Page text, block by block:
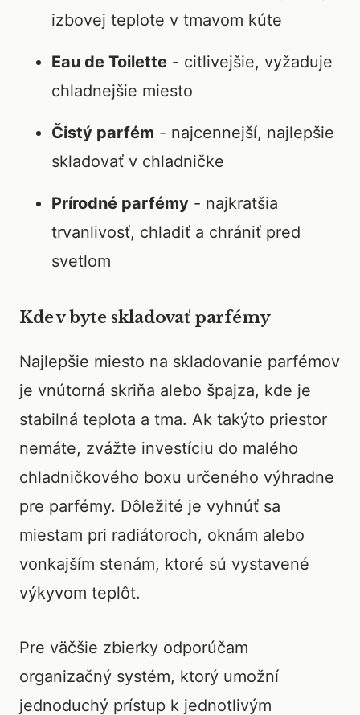
izbovej teplote v tmavom kúte
Eau de Toilette - citlivejšie, vyžaduje
chladnejšie miesto
Čistý parfém - najcennejší, najlepšie
skladovať v chladničke
Prírodné parfémy - najkratšia
trvanlivosť, chladiť a chrániť pred
svetlom
Kde v byte skladovať parfémy
Najlepšie miesto na skladovanie parfémov
je vnútorná skriňa alebo špajza, kde je
stabilná teplota a tma. Ak takýto priestor
nemáte, zvážte investíciu do malého
chladničkového boxu určeného výhradne
pre parfémy. Dôležité je vyhnúť sa
miestam pri radiátoroch, oknám alebo
vonkajším stenám, ktoré sú vystavené
výkyvom teplôt.
Pre väčšie zbierky odporúčam
organizačný systém, ktorý umožní
jednoduchý prístup k jednotlivým